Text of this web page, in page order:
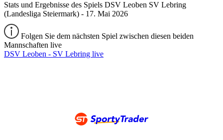
Stats und Ergebnisse des Spiels DSV Leoben SV Lebring
(Landesliga Steiermark) - 17. Mai 2026
Folgen Sie dem nächsten Spiel zwischen diesen beiden
Mannschaften live
DSV Leoben - SV Lebring live